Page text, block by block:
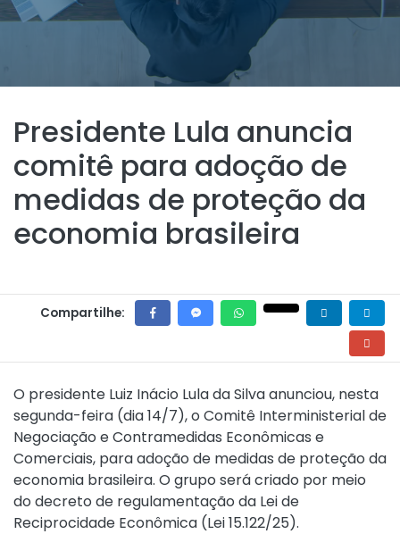
Presidente Lula anuncia
comitê para adoção de
medidas de proteção da
economia brasileira
Compartilhe:
O presidente Luiz Inácio Lula da Silva anunciou, nesta
segunda-feira (dia 14/7), o Comitê Interministerial de
Negociação e Contramedidas Econômicas e
Comerciais, para adoção de medidas de proteção da
economia brasileira. O grupo será criado por meio
do decreto de regulamentação da Lei de
Reciprocidade Econômica (Lei 15.122/25).